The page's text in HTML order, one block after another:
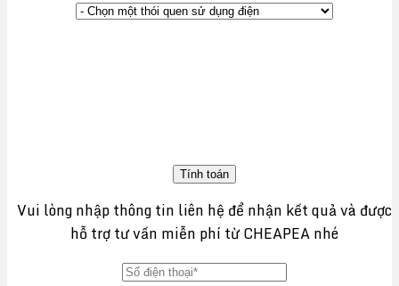
Tính toán
Vui lòng nhập thông tin liên hệ để nhận kết quả và được
hỗ trợ tư vấn miễn phí từ CHEAPEA nhé